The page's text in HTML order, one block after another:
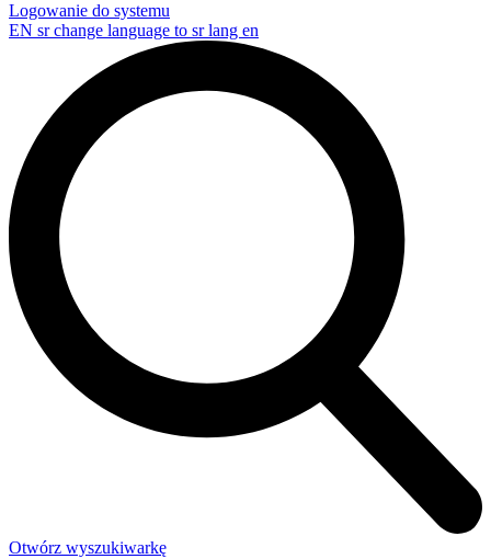
Logowanie do systemu
EN sr change language to sr lang en
Otwórz wyszukiwarkę